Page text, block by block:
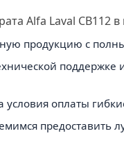
Alfa Laval CB112
продукцию с
оплаты
предоставить